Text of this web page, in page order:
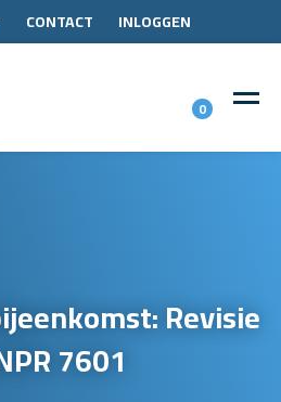
CONTACT INLOGGEN
0
Revisie
7601